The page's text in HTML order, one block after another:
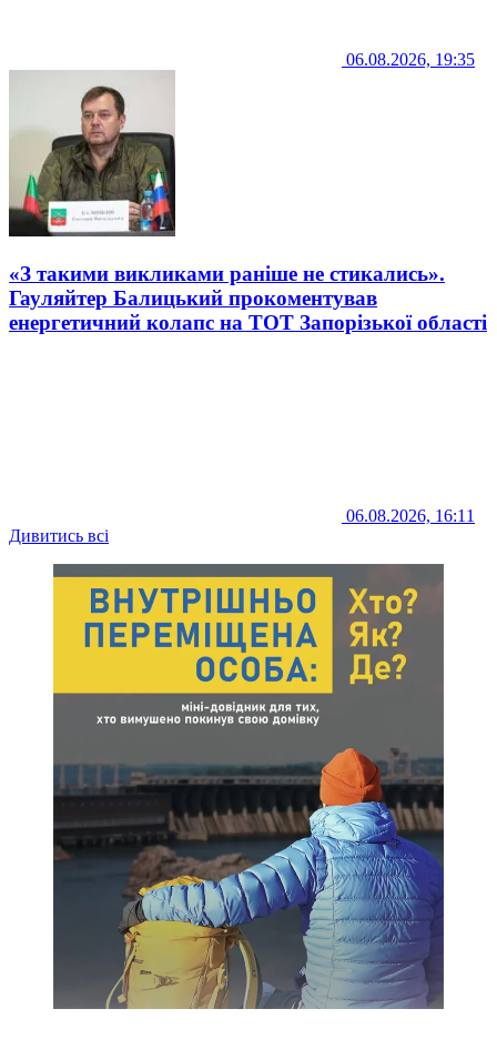
06.08.2026, 19:35
«З такими викликами раніше не стикались».
Гауляйтер Балицький прокоментував
енергетичний колапс на ТОТ Запорізької області
06.08.2026, 16:11
Дивитись всі